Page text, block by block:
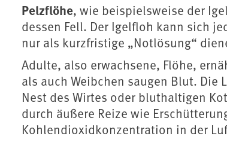
Pelzflöhe, wie beispielsweise der
dessen Fell. Der Igelfloh kann sich
nur als kurzfristige „Notlösung“
Adulte, also erwachsene, Flöhe,
als auch Weibchen saugen Blut. Die
Nest des Wirtes oder bluthaltigen
durch äußere Reize wie
Kohlendioxidkonzentration in der